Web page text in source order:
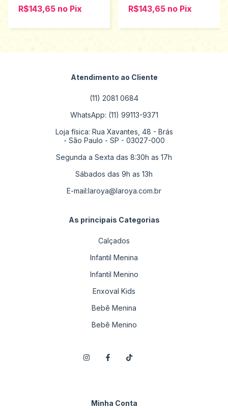
R$143,65 no Pix R$143,65 no Pix
Atendimento ao Cliente
(11) 2081 0684
WhatsApp: (11) 99113-9371
Loja física: Rua Xavantes, 48 - Brás
- São Paulo - SP - 03027-000
Segunda a Sexta das 8:30h as 17h
Sábados das 9h as 13h
E-mail:laroya@laroya.com.br
As principais Categorias
Calçados
Infantil Menina
Infantil Menino
Enxoval Kids
Bebê Menina
Bebê Menino
Minha Conta